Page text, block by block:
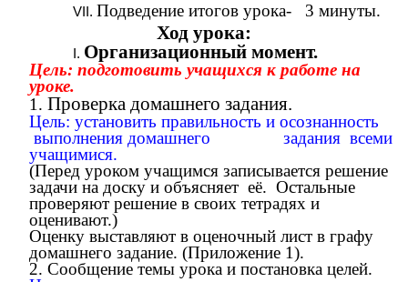
Подведение итогов урока- 3 минуты.
Ход урока:
Организационный момент.
Цель: подготовить учащихся к работе на
уроке.
1. Проверка домашнего задания.
Цель: установить правильность и осознанность
выполнения домашнего задания всеми
учащимися.
(Перед уроком учащимся записывается решение
задачи на доску и объясняет её. Остальные
проверяют решение в своих тетрадях и
оценивают.)
Оценку выставляют в оценочный лист в графу
домашнего задание. (Приложение 1).
2. Сообщение темы урока и постановка целей.